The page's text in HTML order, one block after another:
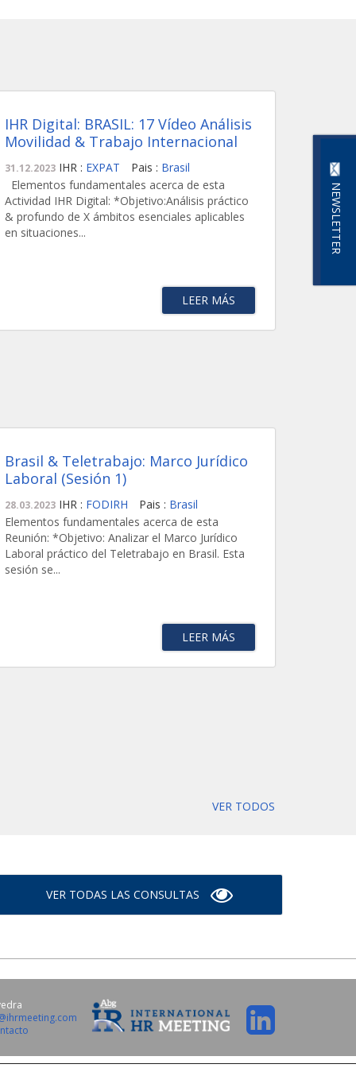
NEWSLETTER
IHR Digital: BRASIL: 17 Vídeo Análisis
Movilidad & Trabajo Internacional
31.12.2023 IHR : EXPAT Pais : Brasil
Elementos fundamentales acerca de esta
Actividad IHR Digital: *Objetivo:Análisis práctico
& profundo de X ámbitos esenciales aplicables
en situaciones...
LEER MÁS
Brasil & Teletrabajo: Marco Jurídico
Laboral (Sesión 1)
28.03.2023 IHR : FODIRH Pais : Brasil
Elementos fundamentales acerca de esta
Reunión: *Objetivo: Analizar el Marco Jurídico
Laboral práctico del Teletrabajo en Brasil. Esta
sesión se...
LEER MÁS
VER TODOS
VER TODAS LAS CONSULTAS